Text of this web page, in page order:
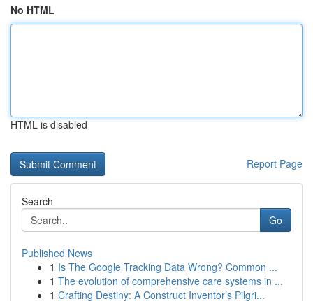
No HTML
HTML is disabled
Report Page
Search
Go
Published News
1 Is The Google Tracking Data Wrong? Common ...
1 The evolution of comprehensive care systems in ...
1 Crafting Destiny: A Construct Inventor’s Pilgri...